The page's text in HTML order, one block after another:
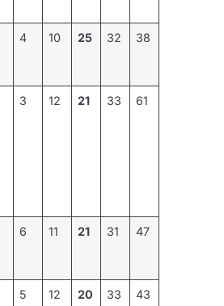
4 10 25 32 38
3 12 21 33 61
6 11 21 31 47
5 12 20 33 43